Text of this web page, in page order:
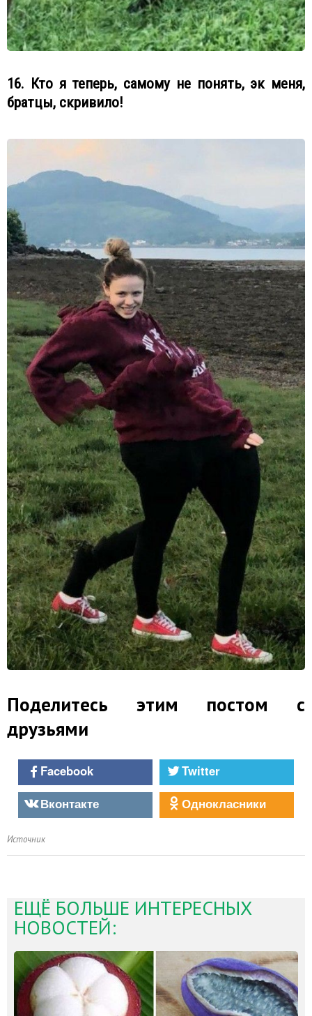
16. Кто я теперь, самому не понять, эк меня,
братцы, скривило!
Поделитесь этим постом с
друзьями
Facebook
Twitter
Вконтакте
Однокласники
Источник
ЕЩЁ БОЛЬШЕ ИНТЕРЕСНЫХ
НОВОСТЕЙ: